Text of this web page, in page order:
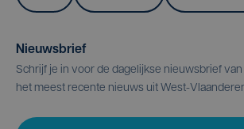
Nieuwsbrief
Schrijf je in voor de dagelijkse nieuwsbrief
het meest recente nieuws uit West-